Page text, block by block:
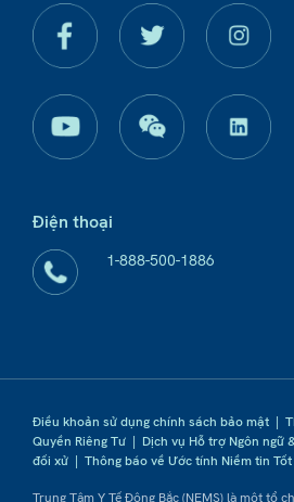
Điện thoại
1-888-500-1886
Điều khoản sử dụng chính sách bảo mật |
Quyền Riêng Tư | Dịch vụ Hỗ trợ Ngôn ngữ
đối xử | Thông báo về Ước tính Niềm tin Tốt
Trung Tâm Y Tế Đông Bắc (NEMS) là một tổ